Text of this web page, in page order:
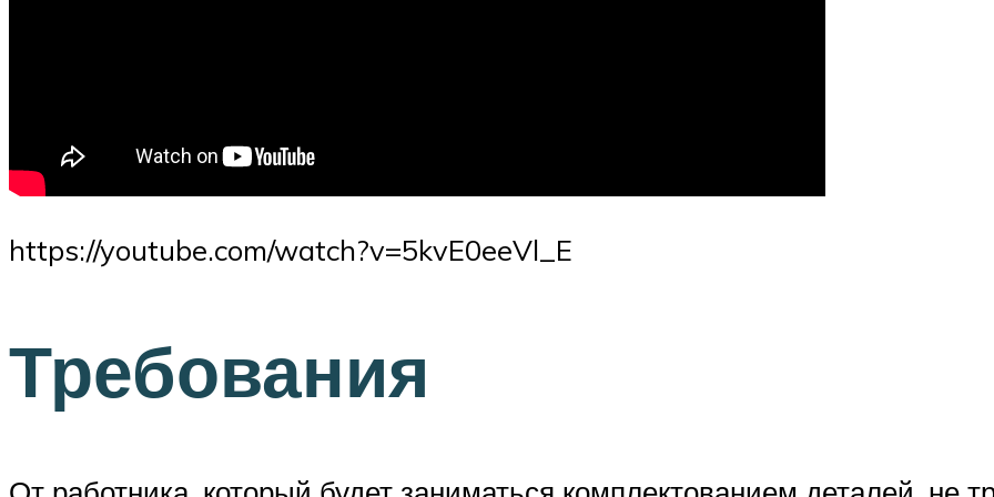
https://youtube.com/watch?v=5kvE0eeVl_E
Требования